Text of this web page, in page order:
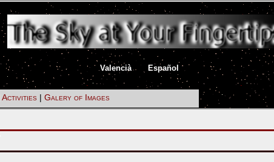
Valencià| Español |
Activities | Galery of Images